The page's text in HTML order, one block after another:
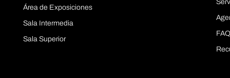
Área de Exposiciones
Sala Intermedia
Sala Superior